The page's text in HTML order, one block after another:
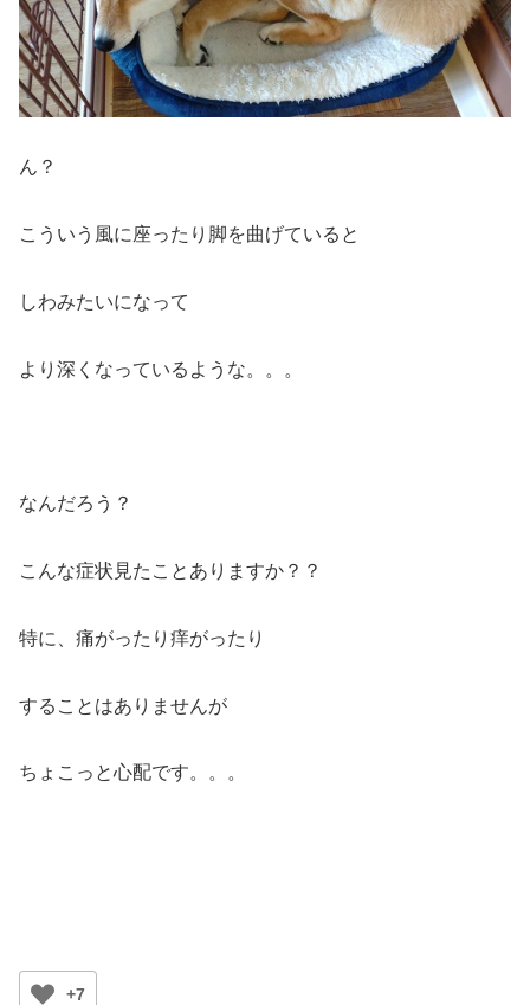
ん？
こういう風に座ったり脚を曲げていると
しわみたいになって
より深くなっているような。。。
なんだろう？
こんな症状見たことありますか？？
特に、痛がったり痒がったり
することはありませんが
ちょこっと心配です。。。
+7